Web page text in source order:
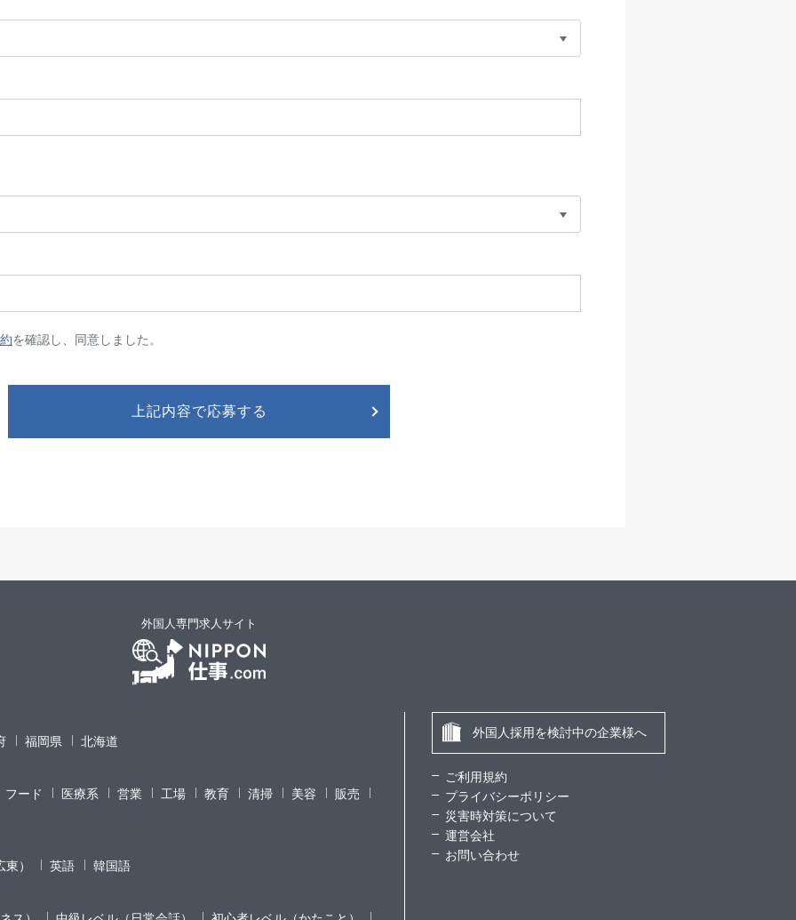
を確認し、同意しました。
上記内容で応募する
外国人専門求人サイト
福岡県 北海道
フード 医療系 営業 工場 教育 清掃 美容 販売
） 英語 韓国語
外国人採用を検討中の企業様へ
ご利用規約
プライバシーポリシー
災害時対策について
運営会社
お問い合わせ